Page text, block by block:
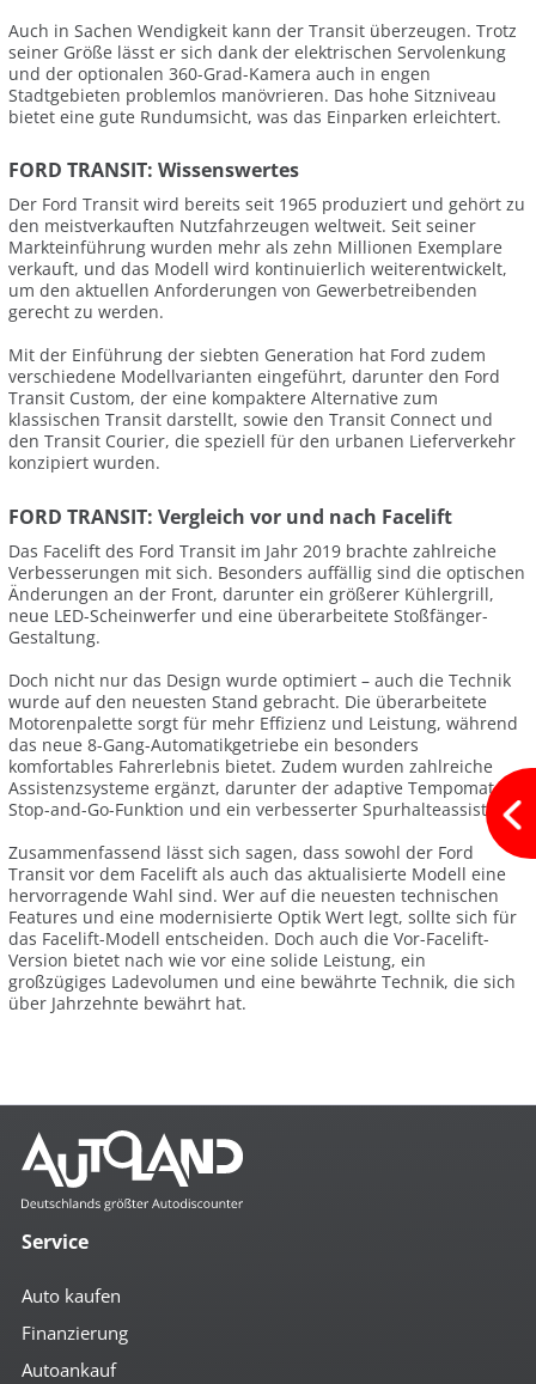
Auch in Sachen Wendigkeit kann der Transit überzeugen. Trotz
seiner Größe lässt er sich dank der elektrischen Servolenkung
und der optionalen 360-Grad-Kamera auch in engen
Stadtgebieten problemlos manövrieren. Das hohe Sitzniveau
bietet eine gute Rundumsicht, was das Einparken erleichtert.
FORD TRANSIT: Wissenswertes
Der Ford Transit wird bereits seit 1965 produziert und gehört zu
den meistverkauften Nutzfahrzeugen weltweit. Seit seiner
Markteinführung wurden mehr als zehn Millionen Exemplare
verkauft, und das Modell wird kontinuierlich weiterentwickelt,
um den aktuellen Anforderungen von Gewerbetreibenden
gerecht zu werden.
Mit der Einführung der siebten Generation hat Ford zudem
verschiedene Modellvarianten eingeführt, darunter den Ford
Transit Custom, der eine kompaktere Alternative zum
klassischen Transit darstellt, sowie den Transit Connect und
den Transit Courier, die speziell für den urbanen Lieferverkehr
konzipiert wurden.
FORD TRANSIT: Vergleich vor und nach Facelift
Das Facelift des Ford Transit im Jahr 2019 brachte zahlreiche
Verbesserungen mit sich. Besonders auffällig sind die optischen
Änderungen an der Front, darunter ein größerer Kühlergrill,
neue LED-Scheinwerfer und eine überarbeitete Stoßfänger-
Gestaltung.
Doch nicht nur das Design wurde optimiert – auch die Technik
wurde auf den neuesten Stand gebracht. Die überarbeitete
Motorenpalette sorgt für mehr Effizienz und Leistung, während
das neue 8-Gang-Automatikgetriebe ein besonders
komfortables Fahrerlebnis bietet. Zudem wurden zahlreiche
Assistenzsysteme ergänzt, darunter der adaptive Tempomat mit
Stop-and-Go-Funktion und ein verbesserter Spurhalteassistent.
Zusammenfassend lässt sich sagen, dass sowohl der Ford
Transit vor dem Facelift als auch das aktualisierte Modell eine
hervorragende Wahl sind. Wer auf die neuesten technischen
Features und eine modernisierte Optik Wert legt, sollte sich für
das Facelift-Modell entscheiden. Doch auch die Vor-Facelift-
Version bietet nach wie vor eine solide Leistung, ein
großzügiges Ladevolumen und eine bewährte Technik, die sich
über Jahrzehnte bewährt hat.
Service
Auto kaufen
Finanzierung
Autoankauf